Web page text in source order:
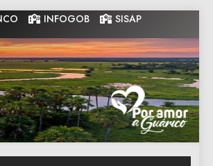
INFOGOB SISAP
Gobernacion
de Guarico
Gobernacion de Guarico